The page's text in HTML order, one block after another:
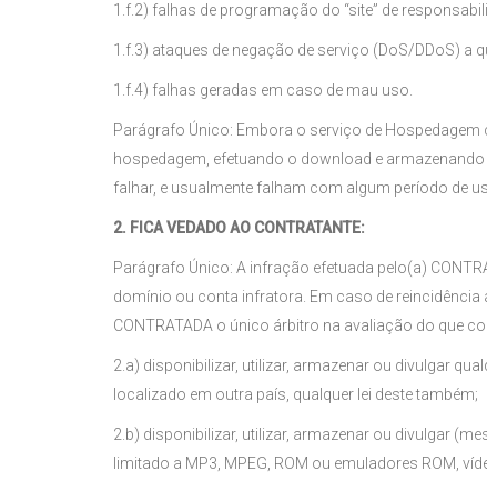
1.f.2) falhas de programação do “site” de
1.f.3) ataques de negação de serviço (DoS/DDoS) a
1.f.4) falhas geradas em caso de mau uso.
Parágrafo Único: Embora o serviço de
hospedagem, efetuando o download e
falhar, e usualmente falham com algum período de
2. FICA VEDADO AO CONTRATANTE:
Parágrafo Único: A infração efetuada pelo(a)
domínio ou conta infratora. Em caso de
CONTRATADA o único árbitro na avaliação do que
2.a) disponibilizar, utilizar, armazenar ou divulgar
localizado em outra país, qualquer lei deste também;
2.b) disponibilizar, utilizar, armazenar ou divulgar
limitado a MP3, MPEG, ROM ou emuladores ROM,